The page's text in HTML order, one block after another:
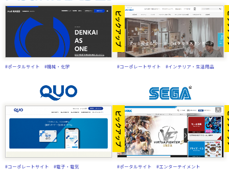
ピックアップ
#ポータルサイト #機械・化学 #コーポレートサイト #インテリア・生活用品
ピックアップ
#コーポレートサイト #電子・電気 #ポータルサイト #エンターテイメント